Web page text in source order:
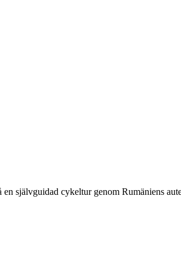
självguidad cykeltur genom Rumäniens